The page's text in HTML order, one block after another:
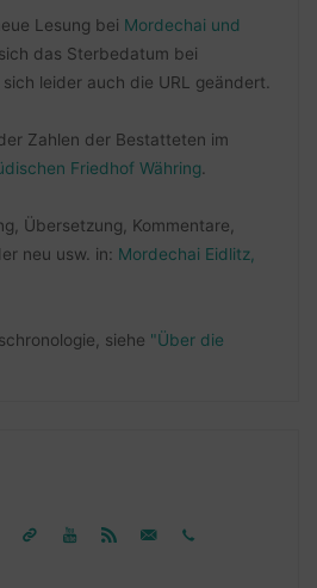
Lesung bei Mordechai und
sich das Sterbedatum bei
leider auch die URL geändert.
Zahlen der Bestatteten im
Friedhof Währing
Übersetzung, Kommentare,
neu usw. in: Mordechai Eidlitz,
siehe "Über die